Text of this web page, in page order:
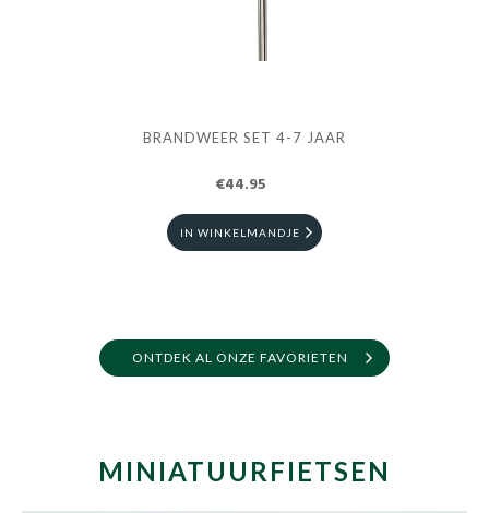
BRANDWEER SET 4-7 JAAR
€44.95
IN WINKELMANDJE
ONTDEK AL ONZE FAVORIETEN
MINIATUURFIETSEN